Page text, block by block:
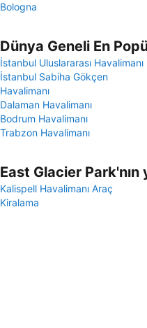
Bologna
Dünya Geneli En
İstanbul Uluslararası Havalimanı
İstanbul Sabiha Gökçen
Havalimanı
Dalaman Havalimanı
Bodrum Havalimanı
Trabzon Havalimanı
East Glacier Park'nın
Kalispell Havalimanı Araç
Kiralama